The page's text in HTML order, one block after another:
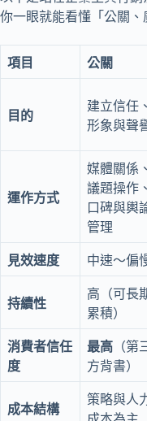
你一眼就能看懂「公關、
項目 公關
目的
建立信任、
形象與聲
運作方式
媒體關係、
議題操作、
口碑與輿
管理
見效速度 中速～偏
持續性
高（可長
累積）
消費者信任
度
最高 （第
方背書）
成本結構
策略與人